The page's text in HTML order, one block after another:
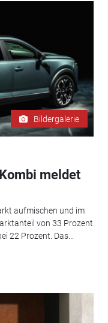
Bildergalerie
meldet
aufmischen und im
von 33 Prozent
22 Prozent. Das...